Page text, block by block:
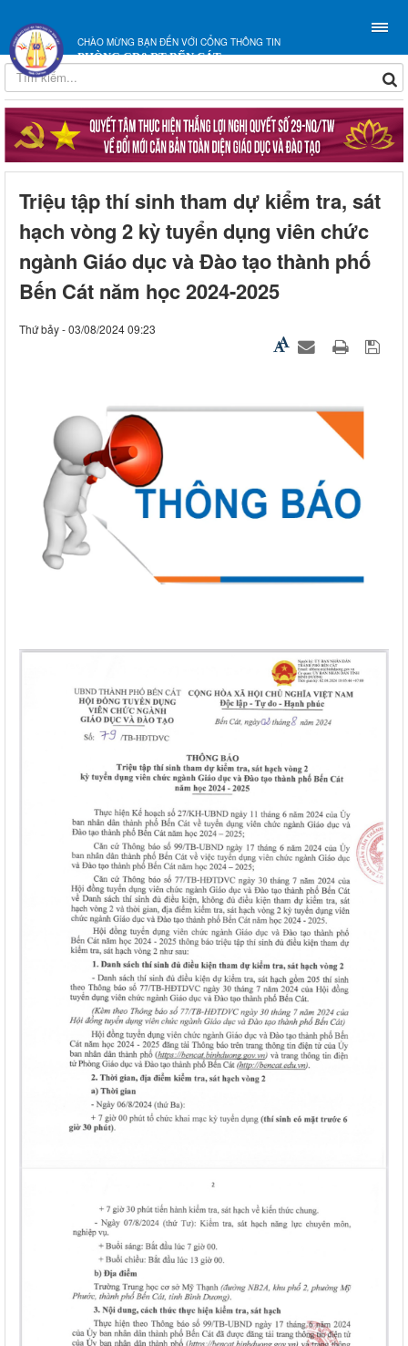
CHÀO MỪNG BẠN ĐẾN VỚI CỔNG THÔNG TIN
PHÒNG GD&ĐT BẾN CÁT
Triệu tập thí sinh tham dự kiểm tra, sát
hạch vòng 2 kỳ tuyển dụng viên chức
ngành Giáo dục và Đào tạo thành phố
Bến Cát năm học 2024-2025
Thứ bảy - 03/08/2024 09:23